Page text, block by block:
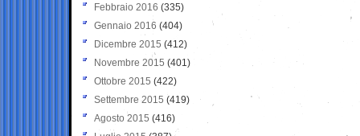
Febbraio 2016 (335)
Gennaio 2016 (404)
Dicembre 2015 (412)
Novembre 2015 (401)
Ottobre 2015 (422)
Settembre 2015 (419)
Agosto 2015 (416)